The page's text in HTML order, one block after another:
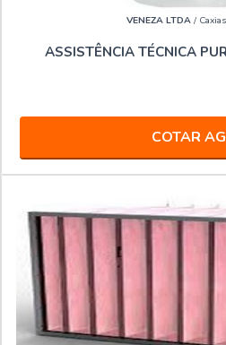
VENEZA LTDA/
ASSISTÊNCIA TÉCNICA
COTAR